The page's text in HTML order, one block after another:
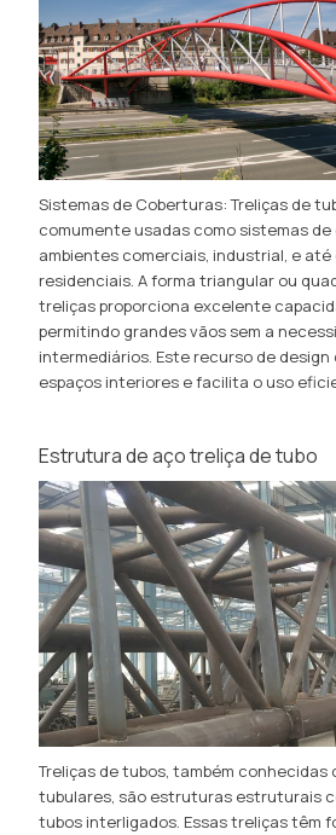
Sistemas de Coberturas: Treliças de
comumente usadas como sistemas
ambientes comerciais, industrial, e
residenciais. A forma triangular ou
treliças proporciona excelente
permitindo grandes vãos sem a
intermediários. Este recurso de design
espaços interiores e facilita o uso
Estrutura de aço treliça de tubo
Treliças de tubos, também conhecidas
tubulares, são estruturas estruturais
tubos interligados. Essas treliças têm